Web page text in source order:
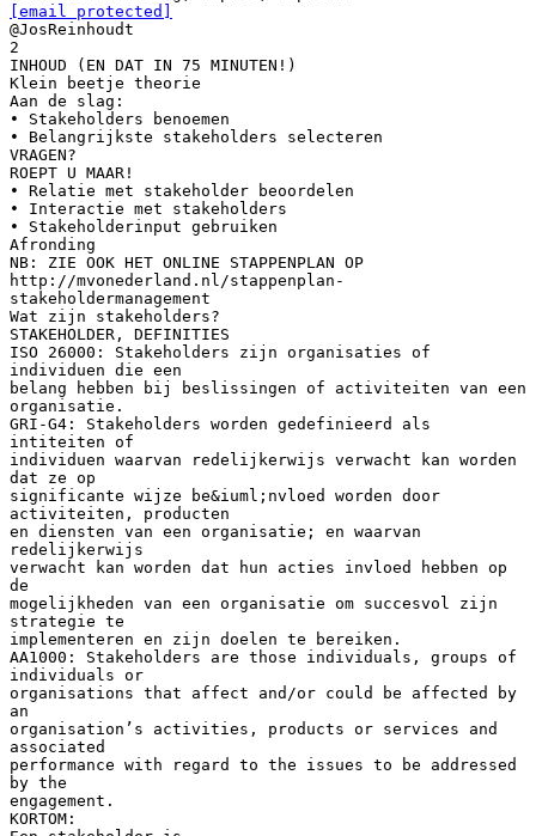
[email protected]
@JosReinhoudt
2
INHOUD (EN DAT IN 75 MINUTEN!)
Klein beetje theorie
Aan de slag:
• Stakeholders benoemen
• Belangrijkste stakeholders selecteren
VRAGEN?
ROEPT U MAAR!
• Relatie met stakeholder beoordelen
• Interactie met stakeholders
• Stakeholderinput gebruiken
Afronding
NB: ZIE OOK HET ONLINE STAPPENPLAN OP
http://mvonederland.nl/stappenplan-
stakeholdermanagement
Wat zijn stakeholders?
STAKEHOLDER, DEFINITIES
ISO 26000: Stakeholders zijn organisaties of
individuen die een
belang hebben bij beslissingen of activiteiten van een
organisatie.
GRI-G4: Stakeholders worden gedefinieerd als
intiteiten of
individuen waarvan redelijkerwijs verwacht kan worden
dat ze op
significante wijze be&iuml;nvloed worden door
activiteiten, producten
en diensten van een organisatie; en waarvan
redelijkerwijs
verwacht kan worden dat hun acties invloed hebben op
de
mogelijkheden van een organisatie om succesvol zijn
strategie te
implementeren en zijn doelen te bereiken.
AA1000: Stakeholders are those individuals, groups of
individuals or
organisations that affect and/or could be affected by
an
organisation’s activities, products or services and
associated
performance with regard to the issues to be addressed
by the
engagement.
KORTOM: